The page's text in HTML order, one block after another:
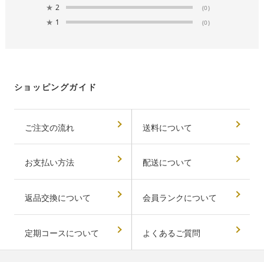
★ 2 (0)
★ 1 (0)
ショッピングガイド
ご注文の流れ 送料について
お支払い方法 配送について
返品交換について 会員ランクについて
定期コースについて よくあるご質問